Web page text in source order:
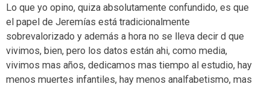
Lo que yo opino, quiza absolutamente confundido, es que
el papel de Jeremías está tradicionalmente
sobrevalorizado y además a hora no se lleva decir d que
vivimos, bien, pero los datos están ahi, como media,
vivimos mas años, dedicamos mas tiempo al estudio, hay
menos muertes infantiles, hay menos analfabetismo, mas